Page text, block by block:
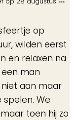
op
wilden eerst
en relaxen na
man
aan maar
We
toen hij zo